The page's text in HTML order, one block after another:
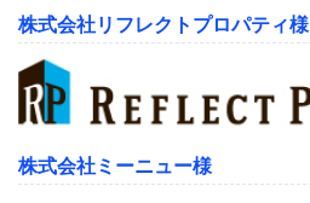
株式会社リフレクトプロパティ様
株式会社ミーニュー様